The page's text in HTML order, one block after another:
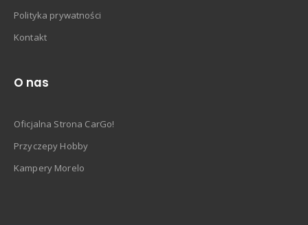
Polityka prywatności
Kontakt
O nas
Oficjalna Strona CarGo!
Przyczepy Hobby
Kampery Morelo